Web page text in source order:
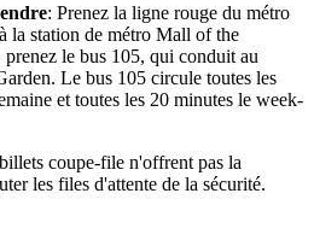
: Prenez la ligne rouge du métro
la station de métro Mall of the
le bus 105, qui conduit au
Le bus 105 circule toutes les
et toutes les 20 minutes le week-
coupe-file n'offrent pas la
les files d'attente de la sécurité.